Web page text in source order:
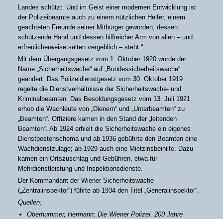
Landes schützt. Und im Geist einer modernen Entwicklung ist
der Polizeibeamte auch zu einem nützlichen Helfer, einem
geachteten Freunde seiner Mitbürger geworden, dessen
schützende Hand und dessen hilfreicher Arm von allen – und
erfreulicherweise selten vergeblich – steht.“
Mit dem Übergangsgesetz vom 1. Oktober 1920 wurde der
Name „Sicherheitswache“ auf „Bundessicherheitswache“
geändert. Das Polizeidienstgesetz vom 30. Oktober 1919
regelte die Dienstverhältnisse der Sicherheitswache- und
Kriminalbeamten. Das Besoldungsgesetz vom 13. Juli 1921
erhob die Wachleute von „Dienern“ und „Unterbeamten“ zu
„Beamten“. Offiziere kamen in den Stand der „leitenden
Beamten“. Ab 1924 erhielt die Sicherheitswache ein eigenes
Dienstpostenschema und ab 1936 gebührte den Beamten eine
Wachdienstzulage; ab 1929 auch eine Mietzinsbeihilfe. Dazu
kamen ein Ortszuschlag und Gebühren, etwa für
Mehrdienstleistung und Inspektionsdienste.
Der Kommandant der Wiener Sicherheitswache
(„Zentralinspektor“) führte ab 1934 den Titel „Generalinspektor“.
Quellen:
Oberhummer, Hermann: Die Wiener Polizei. 200 Jahre